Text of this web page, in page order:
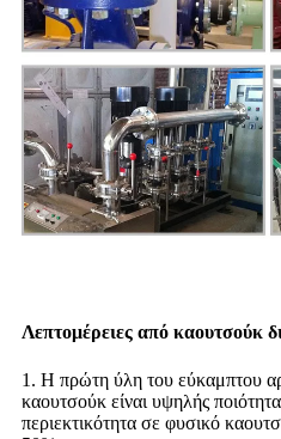
Λεπτομέρειες από καουτσούκ
1. Η πρώτη ύλη του εύκαμπτου
καουτσούκ είναι υψηλής
περιεκτικότητα σε φυσικό